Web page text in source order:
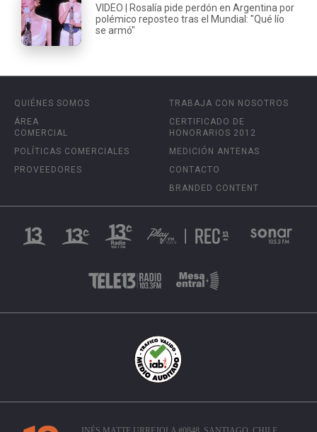
VIDEO | Rosalía pide perdón en Argentina por
polémico reposteo tras el Mundial: "Qué lío
se armó"
QUIÉNES SOMOS
ÁREA
COMERCIAL
POLÍTICAS COMERCIALES
PROVEEDORES
TRABAJA CON NOSOTROS
CERTIFICADO DE
HONORARIOS 2012
MEDICIÓN ANTENAS
CONTACTO
BRANDED CONTENT